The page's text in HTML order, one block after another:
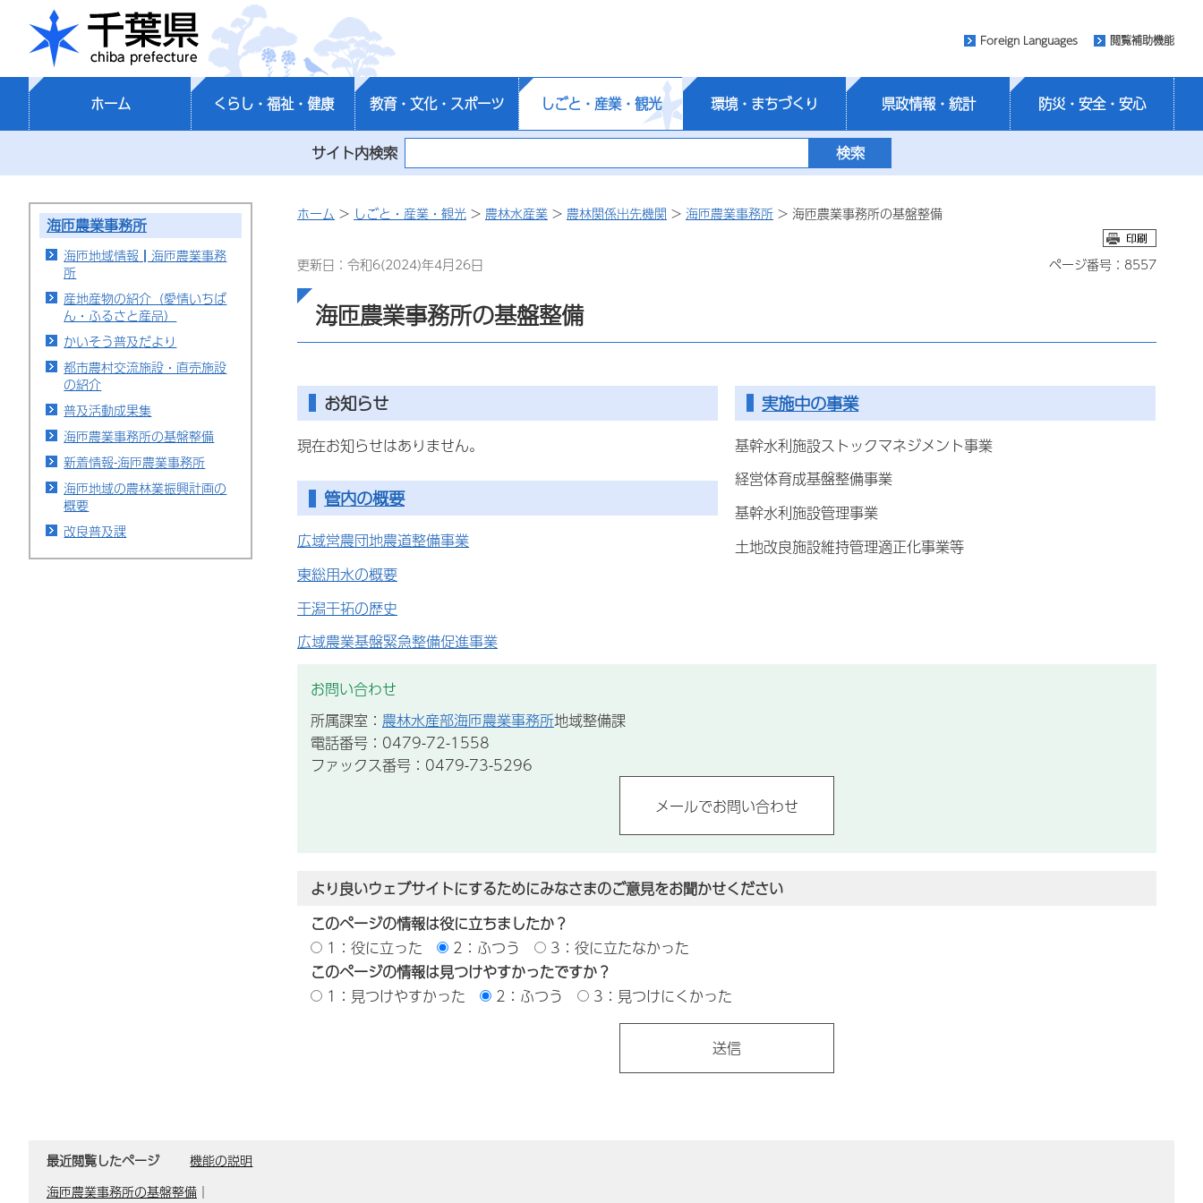
千葉県
Foreign Languages 閲覧補助機能
ホーム くらし・福祉・健康 教育・文化・スポーツ しごと・産業・観光 環境・まちづくり 県政情報・統計 防災・安全・安心
サイト内検索
海匝農業事務所
海匝地域情報┃海匝農業事務
所
産地産物の紹介（愛情いちば
ん・ふるさと産品）
かいそう普及だより
都市農村交流施設・直売施設
の紹介
普及活動成果集
海匝農業事務所の基盤整備
新着情報-海匝農業事務所
海匝地域の農林業振興計画の
概要
改良普及課
ホーム > しごと・産業・観光 > 農林水産業 > 農林関係出先機関 > 海匝農業事務所 > 海匝農業事務所の基盤整備
更新日：令和6(2024)年4月26日 ページ番号：8557
海匝農業事務所の基盤整備
お知らせ
現在お知らせはありません。
管内の概要
広域営農団地農道整備事業
東総用水の概要
干潟干拓の歴史
広域農業基盤緊急整備促進事業
実施中の事業
基幹水利施設ストックマネジメント事業
経営体育成基盤整備事業
基幹水利施設管理事業
土地改良施設維持管理適正化事業等
お問い合わせ
所属課室： 農林水産部海匝農業事務所地域整備課
電話番号：0479-72-1558
ファックス番号：0479-73-5296
より良いウェブサイトにするためにみなさまのご意見をお聞かせください
このページの情報は役に立ちましたか？
1：役に立った
2：ふつう
3：役に立たなかった
このページの情報は見つけやすかったですか？
1：見つけやすかった
2：ふつう 3：見つけにくかった
最近閲覧したページ
機能の説明
海匝農業事務所の基盤整備 ｜